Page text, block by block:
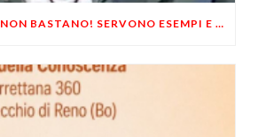
LIBERTÀ, LE IDEE NON BASTANO! SERVONO ESEMPI E UN PO’ DI COERENZA